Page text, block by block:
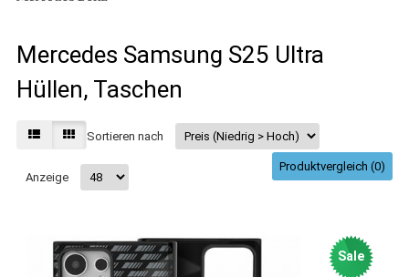
Mercedes Samsung S25 Ultra
Hüllen, Taschen
Sortieren nach
Anzeige
Produktvergleich (0)
Sale